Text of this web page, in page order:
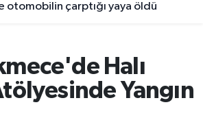
otomobilin çarptığı yaya öldü
Halı
Yangın
Durumu ve Fikstür